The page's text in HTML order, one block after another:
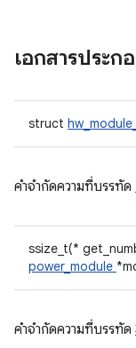
เอกสารประก
struct
คําจํากัดความที่บรรทัด
ssize_t(*
power_module
คําจํากัดความที่บรรทัด